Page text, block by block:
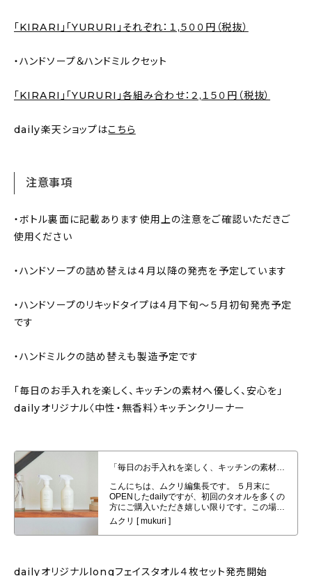
「KIRARI」「YURURI」それぞれ：１,５００円（税抜）
・ハンドソープ＆ハンドミルクセット
「KIRARI」「YURURI」各組み合わせ：２,１５０円（税抜）
daily楽天ショップはこちら
注意事項
・ボトル裏面に記載あります使用上の注意をご確認いただきご
使用ください
・ハンドソープの詰め替えは４月以降の発売を予定しています
・ハンドソープのリキッドタイプは４月下旬〜５月初旬発売予定
です
・ハンドミルクの詰め替えも製造予定です
「毎日のお手入れを楽しく、キッチンの素材へ優しく、安心を」
dailyオリジナル〈中性・無香料〉キッチンクリーナー
「毎日のお手入れを楽しく、キッチンの素材へ優しく、安心を」dailyオリジナ
ル〈中性・無香料〉キッチンクリーナー
dailyオリジナルlongフェイスタオル４枚セット発売開始